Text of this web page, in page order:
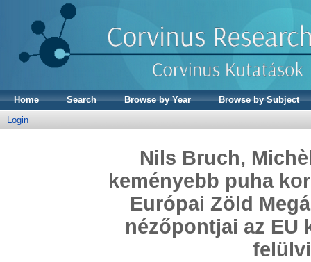
Home Search Browse by Year
Browse by Subject
Login
Nils Bruch,
keményebb puha
Európai Zöld
nézőpontjai az EU